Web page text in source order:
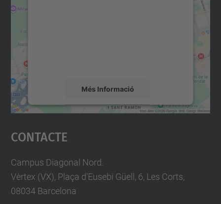
Més Informació
Accepta
powered by
Contacte
Campus Diagonal Nord.
Vèrtex (VX), Plaça d'Eusebi Güell, 6, Les Corts,
08034 Barcelona